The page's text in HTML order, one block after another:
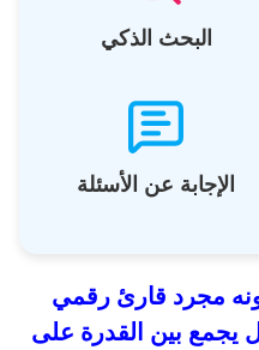
البحث الذكي
الإجابة عن الأسئلة
مجرد قارئ رقمي
يجمع بين القدرة على